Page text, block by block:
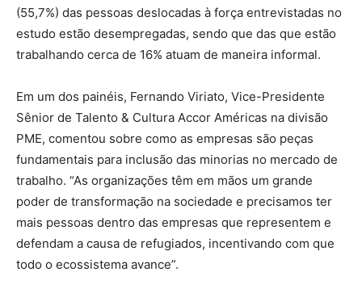
(55,7%) das pessoas deslocadas à força entrevistadas no
estudo estão desempregadas, sendo que das que estão
trabalhando cerca de 16% atuam de maneira informal.
Em um dos painéis, Fernando Viriato, Vice-Presidente
Sênior de Talento & Cultura Accor Américas na divisão
PME, comentou sobre como as empresas são peças
fundamentais para inclusão das minorias no mercado de
trabalho. “As organizações têm em mãos um grande
poder de transformação na sociedade e precisamos ter
mais pessoas dentro das empresas que representem e
defendam a causa de refugiados, incentivando com que
todo o ecossistema avance”.